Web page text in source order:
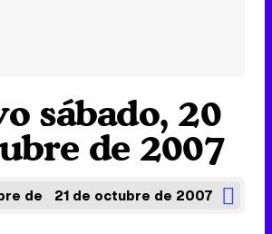
sábado, 20
de 2007
de 200721 de octubre de 2007